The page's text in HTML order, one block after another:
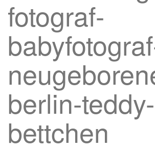
fotograf-
berlin-teddy-
bettchen